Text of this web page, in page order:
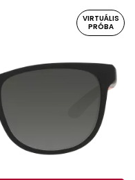
VIRTUÁLIS
PRÓBA